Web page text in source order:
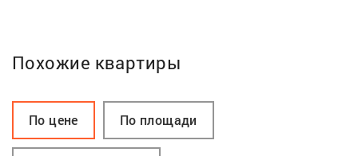
Похожие квартиры
По цене По площади